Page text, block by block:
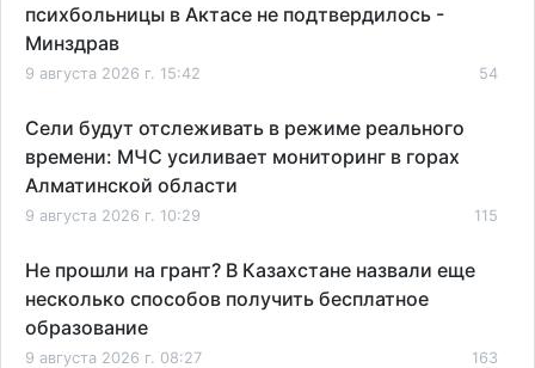
психбольницы в Актасе не подтвердилось -
Минздрав
9 августа 2026 г. 15:42 54
Сели будут отслеживать в режиме реального
времени: МЧС усиливает мониторинг в горах
Алматинской области
9 августа 2026 г. 10:29 115
Не прошли на грант? В Казахстане назвали еще
несколько способов получить бесплатное
образование
9 августа 2026 г. 08:27 163